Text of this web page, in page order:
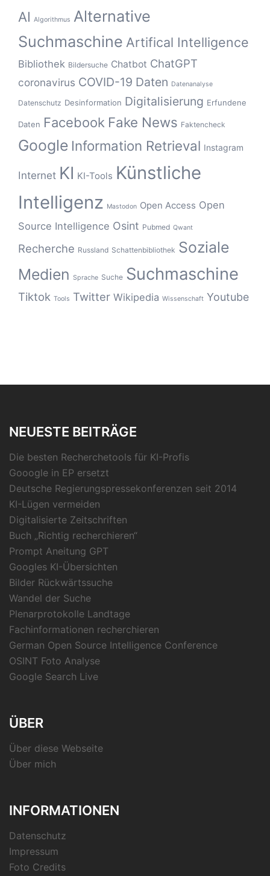
AI Algorithmus Alternative
Suchmaschine Artifical Intelligence
Bibliothek Bildersuche Chatbot ChatGPT
coronavirus COVID-19 Daten Datenanalyse
Datenschutz Desinformation Digitalisierung Erfundene
Daten Facebook Fake News Faktencheck
Google Information Retrieval Instagram
Internet KI KI-Tools Künstliche
Intelligenz Mastodon Open Access Open
Source Intelligence Osint Pubmed Qwant
Recherche Russland Schattenbibliothek Soziale
Medien Sprache Suche Suchmaschine
Tiktok Tools Twitter Wikipedia Wissenschaft Youtube
NEUESTE BEITRÄGE
Die besten Recherchetools für KI-Profis
Gooogle in EP ersetzt
Deutsche Regierungspressekonferenzen seit 2014
KI-Lügen vermeiden
Digitalisierte Zeitschriften
Buch „Richtig recherchieren“
Prompt Aneitung GPT
Googles KI-Übersichten
Bilder Rückwärtssuche
Wandel der Suche
Plenarprotokolle Landtage
Fachinformationen recherchieren
German Open Source Intelligence Conference
OSINT Foto Analyse
Google Search Live
ÜBER
Über diese Webseite
Über mich
INFORMATIONEN
Datenschutz
Impressum
Foto Credits